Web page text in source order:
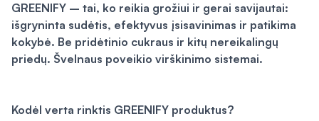
GREENIFY – tai, ko reikia grožiui ir gerai savijautai:
išgryninta sudėtis, efektyvus įsisavinimas ir patikima
kokybė. Be pridėtinio cukraus ir kitų nereikalingų
priedų. Švelnaus poveikio virškinimo sistemai.
Kodėl verta rinktis GREENIFY produktus?